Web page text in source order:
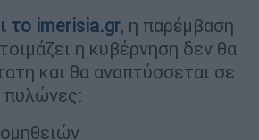
το imerisia.gr, η παρέμβαση
η κυβέρνηση δεν θα
και θα αναπτύσσεται σε
πυλώνες: